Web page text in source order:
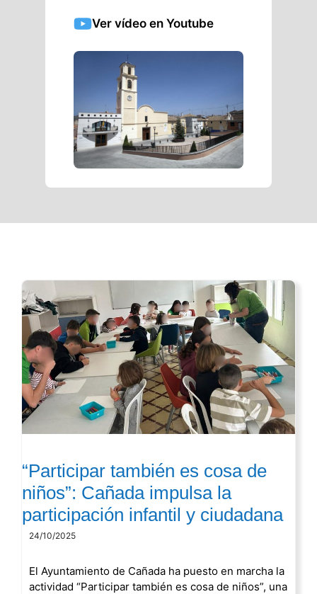
Ver vídeo en Youtube
“Participar también es cosa de
niños”: Cañada impulsa la
participación infantil y ciudadana
24/10/2025
El Ayuntamiento de Cañada ha puesto en marcha la
actividad “Participar también es cosa de niños”, una